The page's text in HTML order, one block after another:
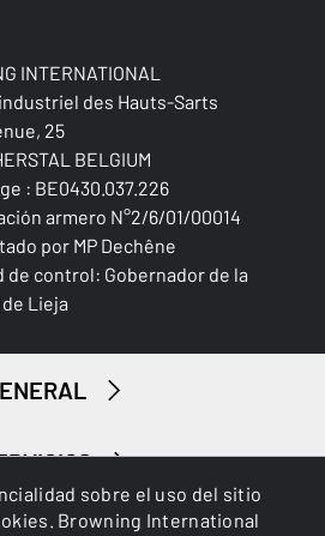
sobre el uso del sitio
Browning International
Caza menor
INTERNATIONAL
des Hauts-Sarts
25
BELGIUM
: BE0430.037.226
armero N°2/6/01/00014
por MP Dechêne
de control: Gobernador de la
Lieja